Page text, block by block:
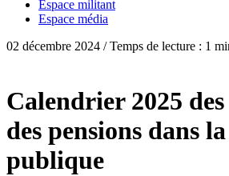
Espace militant
Espace média
02 décembre 2024 / Temps de lecture : 1
Calendrier 2025 des
des pensions dans
publique